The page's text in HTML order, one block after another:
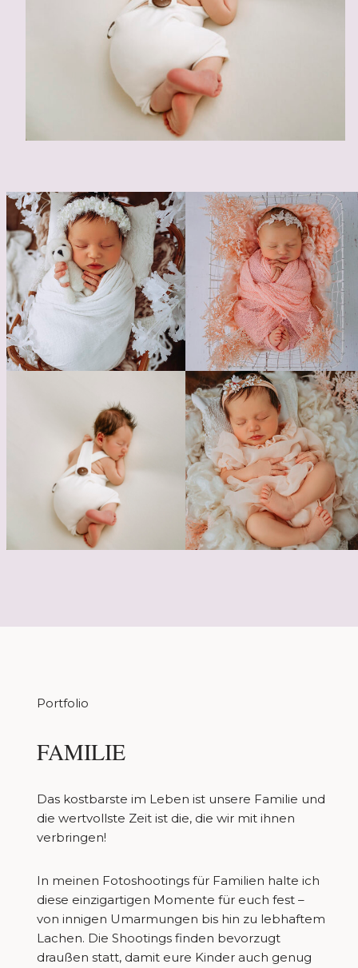
Portfolio
FAMILIE
Das kostbarste im Leben ist unsere Familie und
die wertvollste Zeit ist die, die wir mit ihnen
verbringen!
In meinen Fotoshootings für Familien halte ich
diese einzigartigen Momente für euch fest –
von innigen Umarmungen bis hin zu lebhaftem
Lachen. Die Shootings finden bevorzugt
draußen statt, damit eure Kinder auch genug